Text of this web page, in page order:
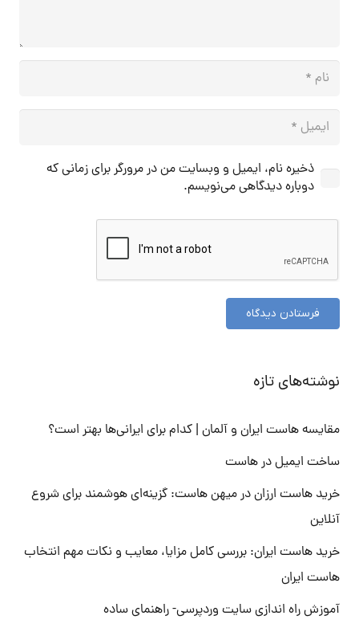
ذخیره نام، ایمیل و وبسایت من در مرورگر برای زمانی که
دوباره دیدگاهی می‌نویسم.
فرستادن دیدگاه
نوشته‌های تازه
مقایسه هاست ایران و آلمان | کدام برای ایرانی‌ها بهتر است؟
ساخت ایمیل در هاست
خرید هاست ارزان در میهن هاست: گزینه‌ای هوشمند برای شروع
آنلاین
خرید هاست ایران: بررسی کامل مزایا، معایب و نکات مهم انتخاب
هاست ایران
آموزش راه اندازی سایت وردپرسی- راهنمای ساده